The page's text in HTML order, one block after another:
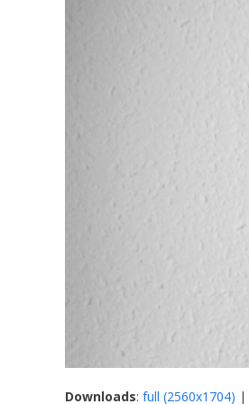
Downloads: full (2560x1704) |